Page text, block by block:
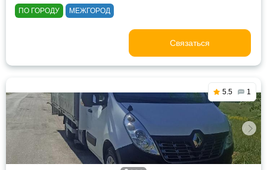
ПО ГОРОДУ МЕЖГОРОД
Связаться
5.5 1